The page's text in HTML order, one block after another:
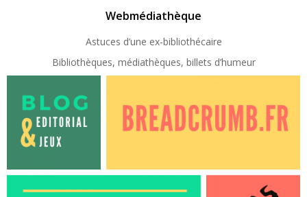
Webmédiathèque
Astuces d’une ex-bibliothécaire
Bibliothèques, médiathèques, billets d’humeur